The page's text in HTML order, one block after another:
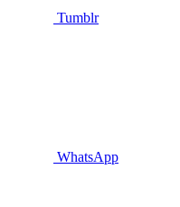
Tumblr
WhatsApp